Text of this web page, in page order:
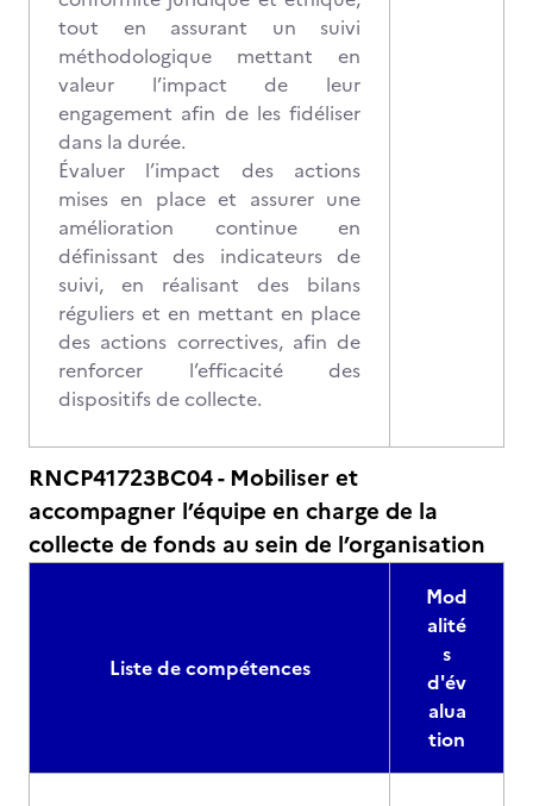
tout en assurant un suivi
méthodologique mettant en
valeur l’impact de leur
engagement afin de les fidéliser
dans la durée.
Évaluer l’impact des actions
mises en place et assurer une
amélioration continue en
définissant des indicateurs de
suivi, en réalisant des bilans
réguliers et en mettant en place
des actions correctives, afin de
renforcer l’efficacité des
dispositifs de collecte.
RNCP41723BC04 - Mobiliser et
accompagner l’équipe en charge de la
collecte de fonds au sein de l’organisation
Liste de compétences
Mod
alité
s
d'év
alua
tion